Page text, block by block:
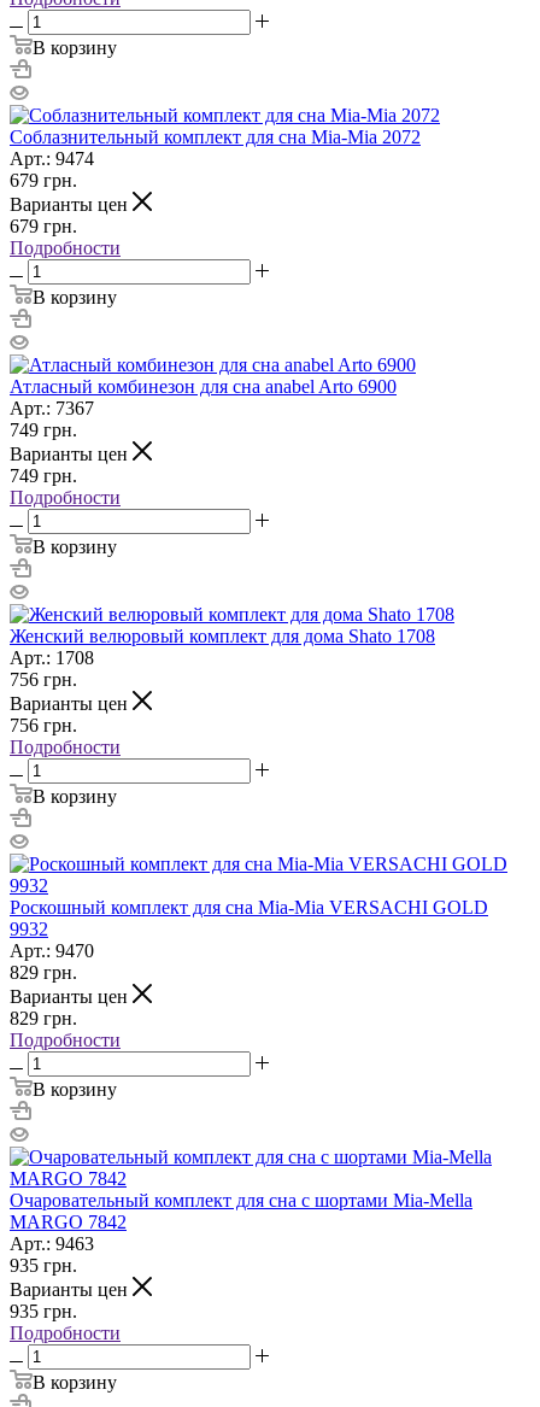
В корзину
Соблазнительный комплект для сна Mia-Mia 2072
Арт.: 9474
679 грн.
Варианты цен
679 грн.
Подробности
В корзину
Атласный комбинезон для сна anabel Arto 6900
Арт.: 7367
749 грн.
Варианты цен
749 грн.
Подробности
В корзину
Женский велюровый комплект для дома Shato 1708
Арт.: 1708
756 грн.
Варианты цен
756 грн.
Подробности
В корзину
Роскошный комплект для сна Mia-Mia VERSACHI GOLD
9932
Арт.: 9470
829 грн.
Варианты цен
829 грн.
Подробности
В корзину
Очаровательный комплект для сна с шортами Mia-Mella
MARGO 7842
Арт.: 9463
935 грн.
Варианты цен
935 грн.
Подробности
В корзину